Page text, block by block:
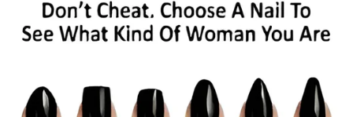
Ο ΠΟΥ υπό έλεγχο: παρατυπίες...